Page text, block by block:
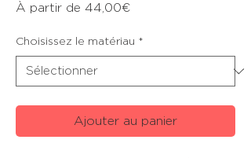
À partir de 44,00€Prix
Choisissez le matériau *
Ajouter au panier